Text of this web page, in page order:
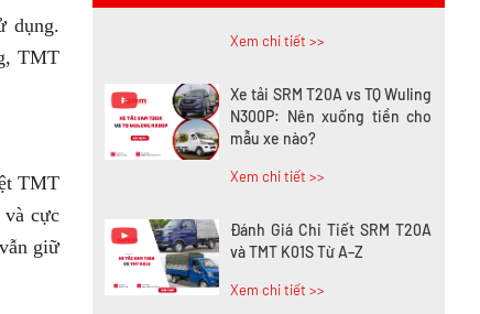
dụng.
TMT
TMT
và cực
giữ
Xem chi tiết >>
Xe tải SRM T20A vs TQ Wuling
N300P: Nên xuống tiền cho
mẫu xe nào?
Xem chi tiết >>
Đánh Giá Chi Tiết SRM T20A
và TMT K01S Từ A–Z
Xem chi tiết >>